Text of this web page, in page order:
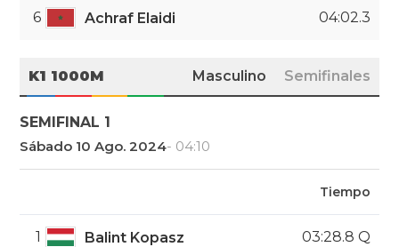
6 Achraf Elaidi 04:02.3
K1 1000M Masculino Semifinales
SEMIFINAL 1
Sábado 10 Ago. 2024- 04:10
Tiempo
1 Balint Kopasz 03:28.8 Q